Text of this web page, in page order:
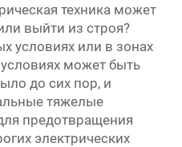
техника может
выйти из строя?
условиях или в зонах
может быть
до сих пор, и
тяжелые
предотвращения
электрических